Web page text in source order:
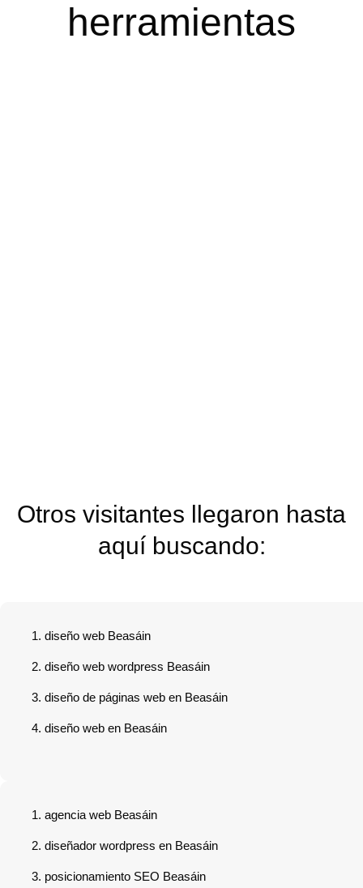
herramientas
Otros visitantes llegaron hasta
aquí buscando:
diseño web Beasáin
diseño web wordpress Beasáin
diseño de páginas web en Beasáin
diseño web en Beasáin
agencia web Beasáin
diseñador wordpress en Beasáin
posicionamiento SEO Beasáin